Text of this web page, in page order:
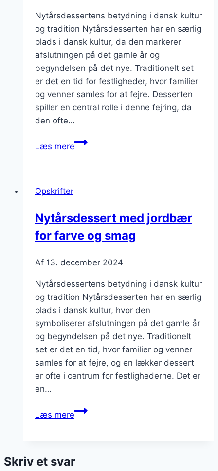
Nytårsdessertens betydning i dansk kultur
og tradition Nytårsdesserten har en særlig
plads i dansk kultur, da den markerer
afslutningen på det gamle år og
begyndelsen på det nye. Traditionelt set
er det en tid for festligheder, hvor familier
og venner samles for at fejre. Desserten
spiller en central rolle i denne fejring, da
den ofte…
Læs mereNytårsdessert
Opskrifter
Nytårsdessert med jordbær
for farve og smag
Af 13. december 2024
Nytårsdessertens betydning i dansk kultur
og tradition Nytårsdesserten har en særlig
plads i dansk kultur, hvor den
symboliserer afslutningen på det gamle år
og begyndelsen på det nye. Traditionelt
set er det en tid, hvor familier og venner
samles for at fejre, og en lækker dessert
er ofte i centrum for festlighederne. Det er
en…
Læs mereNytårsdessert
farve
Skriv et svar